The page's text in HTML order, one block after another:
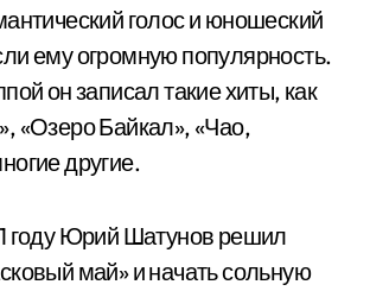
голос и юношеский
ему огромную популярность.
он записал такие хиты, как
«Озеро Байкал», «Чао,
другие.
году Юрий Шатунов решил
май» и начать сольную